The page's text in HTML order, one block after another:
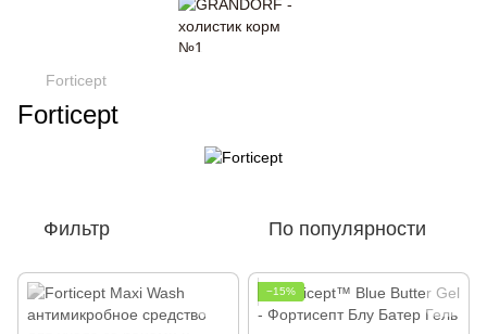
Forticept
Forticept
Фильтр По популярности
−15%